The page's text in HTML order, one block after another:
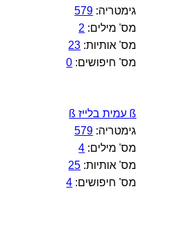
גימטריה: 579
מס' מילים: 2
מס' אותיות: 23
מס' חיפושים: 0
ß עמית בלייז ß
גימטריה: 579
מס' מילים: 4
מס' אותיות: 25
מס' חיפושים: 4